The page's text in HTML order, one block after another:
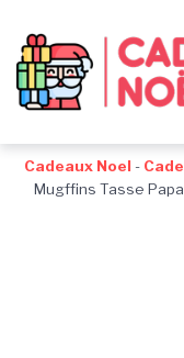
navigation
au
contenu
au
pied
de
Cadeaux Noel -
Mugffins Tasse